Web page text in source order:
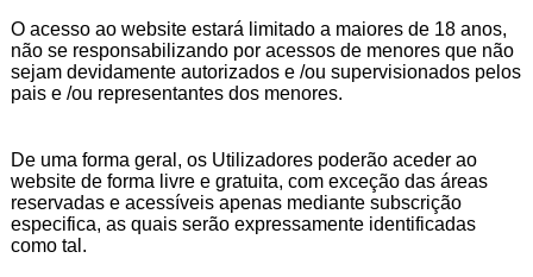
O acesso ao website estará limitado a maiores de 18 anos,
não se responsabilizando por acessos de menores que não
sejam devidamente autorizados e /ou supervisionados pelos
pais e /ou representantes dos menores.
De uma forma geral, os Utilizadores poderão aceder ao
website de forma livre e gratuita, com exceção das áreas
reservadas e acessíveis apenas mediante subscrição
especifica, as quais serão expressamente identificadas
como tal.